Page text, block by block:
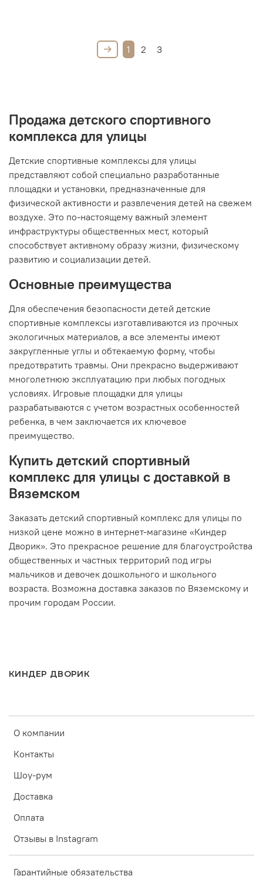
1 2 3
Продажа детского спортивного
комплекса для улицы
Детские спортивные комплексы для улицы
представляют собой специально разработанные
площадки и установки, предназначенные для
физической активности и развлечения детей на свежем
воздухе. Это по-настоящему важный элемент
инфраструктуры общественных мест, который
способствует активному образу жизни, физическому
развитию и социализации детей.
Основные преимущества
Для обеспечения безопасности детей детские
спортивные комплексы изготавливаются из прочных
экологичных материалов, а все элементы имеют
закругленные углы и обтекаемую форму, чтобы
предотвратить травмы. Они прекрасно выдерживают
многолетнюю эксплуатацию при любых погодных
условиях. Игровые площадки для улицы
разрабатываются с учетом возрастных особенностей
ребенка, в чем заключается их ключевое
преимущество.
Купить детский спортивный
комплекс для улицы с доставкой в
Вяземском
Заказать детский спортивный комплекс для улицы по
низкой цене можно в интернет-магазине «Киндер
Дворик». Это прекрасное решение для благоустройства
общественных и частных территорий под игры
мальчиков и девочек дошкольного и школьного
возраста. Возможна доставка заказов по Вяземскому и
прочим городам России.
КИНДЕР ДВОРИК
О компании
Контакты
Шоу-рум
Доставка
Оплата
Отзывы в Instagram
Гарантийные обязательства